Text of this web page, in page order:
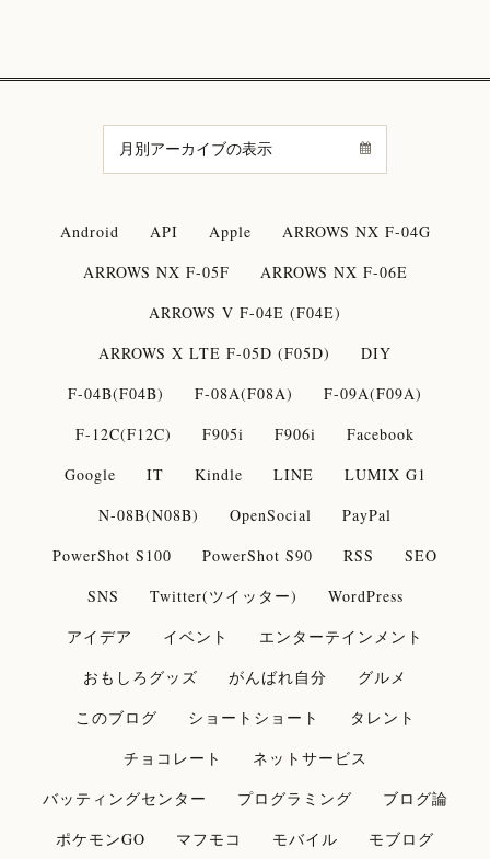
Android API Apple
ARROWS NX F-04G
ARROWS NX F-05F
ARROWS NX F-06E
ARROWS V F-04E (F04E)
ARROWS X LTE F-05D (F05D)
DIY
F-04B(F04B)
F-08A(F08A)
F-09A(F09A)
F-12C(F12C)
F905i F906i
Facebook
Google
IT Kindle LINE
LUMIX G1
N-08B(N08B)
OpenSocial
PayPal
PowerShot S100
PowerShot S90 RSS
SEO
SNS
Twitter(ツイッター)
WordPress
アイデア
イベント
エンターテインメント
おもしろグッズ
がんばれ自分
グルメ
このブログ
ショートショート
タレント
チョコレート
ネットサービス
バッティングセンター
プログラミング
ブログ論
ポケモンGO
マフモコ モバイル モブログ